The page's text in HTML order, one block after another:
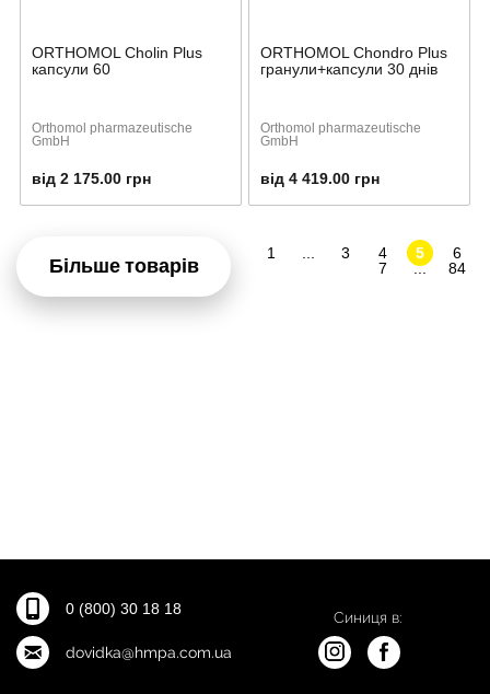
ORTHOMOL Cholin Plus
капсули 60
Orthomol pharmazeutische
GmbH
від 2 175.00 грн
ORTHOMOL Chondro Plus
гранули+капсули 30 днів
Orthomol pharmazeutische
GmbH
від 4 419.00 грн
Більше товарів
1 3 4 5
6
7
... 84
0 (800) 30 18 18
dovidka@hmpa.com.ua
Синиця в: